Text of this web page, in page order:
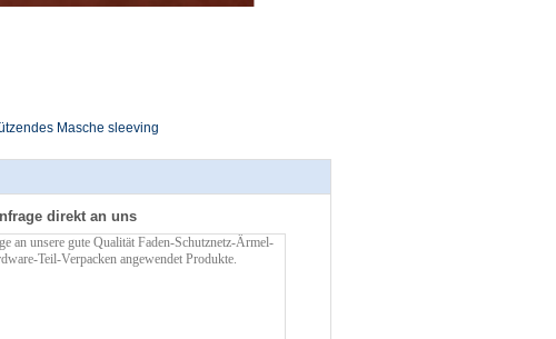
Masche sleeving
direkt an uns